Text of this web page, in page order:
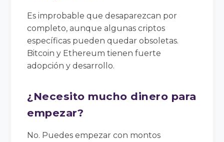
Es improbable que desaparezcan por
completo, aunque algunas criptos
específicas pueden quedar obsoletas.
Bitcoin y Ethereum tienen fuerte
adopción y desarrollo.
¿Necesito mucho dinero para
empezar?
No. Puedes empezar con montos